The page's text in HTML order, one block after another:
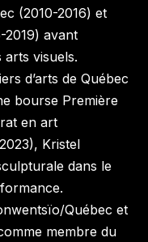
(2010-2016) et
2019) avant
arts visuels.
d’arts de Québec
bourse Première
en art
Kristel
dans le
Québec et
membre du